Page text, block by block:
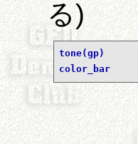
る)
tone(gp)
color_bar